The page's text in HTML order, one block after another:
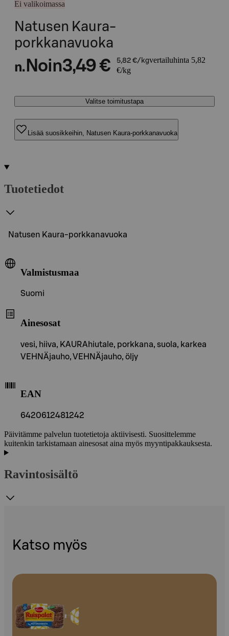
Ei valikoimassa
Natusen Kaura-
porkkanavuoka
n. Noin3,49 € 5,82 €/kgvertailuhinta 5,82
€/kg
Valitse toimitustapa
Lisää suosikkeihin, Natusen Kaura-porkkanavuoka
Tuotetiedot
Natusen Kaura-porkkanavuoka
Valmistusmaa
Suomi
Ainesosat
vesi, hiiva, KAURAhiutale, porkkana, suola, karkea
VEHNÄjauho, VEHNÄjauho, öljy
EAN
6420612481242
Päivitämme palvelun tuotetietoja aktiivisesti. Suosittelemme
kuitenkin tarkistamaan ainesosat aina myös myyntipakkauksesta.
Ravintosisältö
Katso myös